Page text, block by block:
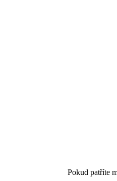
Pokud patříte